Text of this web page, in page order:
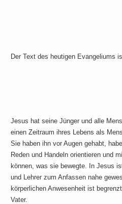
Der Text des heutigen Evangeliums
Jesus hat seine Jünger und alle
einen Zeitraum ihres Lebens als
Sie haben ihn vor Augen gehabt,
Reden und Handeln orientieren und
können, was sie bewegte. In Jesus
und Lehrer zum Anfassen nahe
körperlichen Anwesenheit ist
Vater.